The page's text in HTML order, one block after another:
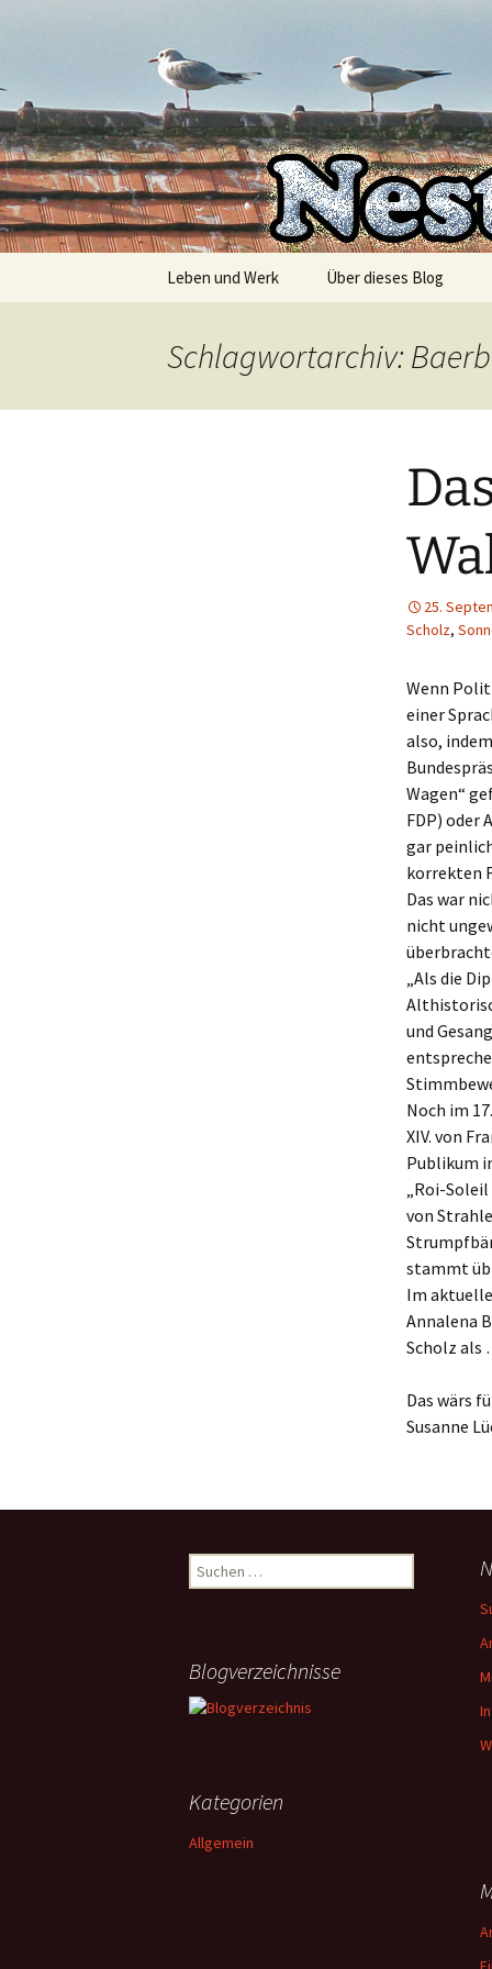
Die Autorin Susanne Lücke
Leben und Werk Über dieses Blog
Schlagwortarchiv:
25.
Scholz,
Wenn
einer
also,
Wagen“
FDP) oder
gar
korrekten
Das war
nicht
„Als die
und
Noch im
XIV. von
Publikum
„Roi-
von
stammt
Im
Annalena
Scholz als
Das wärs
Susanne
Suchen
nach:
Blogverzeichnisse
Kategorien
Allgemein